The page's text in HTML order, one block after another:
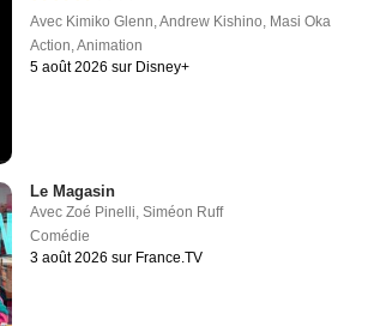
Avec Kimiko Glenn ,Andrew Kishino Masi Oka
Action ,Animation
5 août 2026 sur Disney+
Le Magasin
AvecZoé Pinelli,Siméon Ruff
Comédie
3 août 2026 sur France.TV